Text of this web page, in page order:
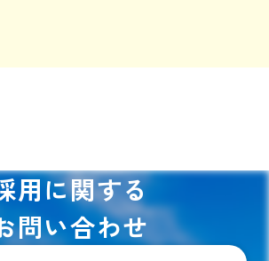
用に関する
問い合わせ